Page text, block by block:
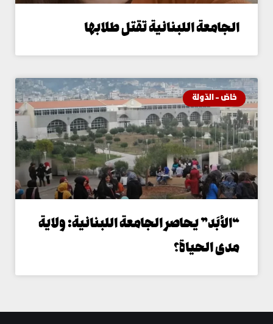
اللبنانية تقتل طلابها
- الدّولة
يحاصر الجامعة اللبنانية: ولاية
الحياة؟